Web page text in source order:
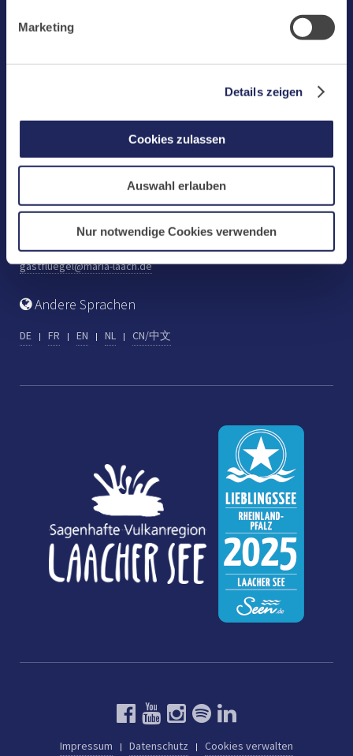
Marketing
Details zeigen
Cookies zulassen
Auswahl erlauben
Nur notwendige Cookies verwenden
Fax: +49 (0) 2652 59-359
www.maria-laach.de
Tel: +49 (0) 2652 59-313
Fax: +49 (0) 2652 59-282
gastfluegel@maria-laach.de
Andere Sprachen
DE FR EN NL CN/中文
Impressum Datenschutz Cookies verwalten